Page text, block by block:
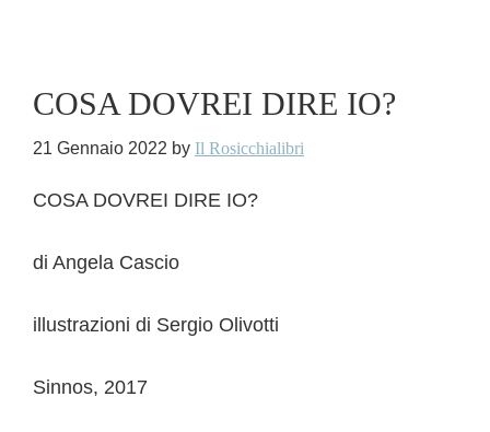
COSA DOVREI DIRE IO?
21 Gennaio 2022 by Il Rosicchialibri
COSA DOVREI DIRE IO?
di Angela Cascio
illustrazioni di Sergio Olivotti
Sinnos, 2017